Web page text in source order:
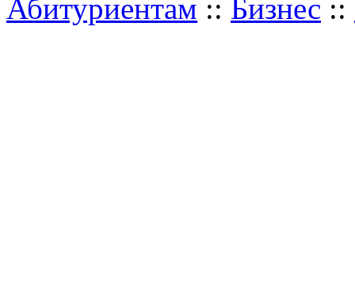
Абитуриентам :: Бизнес ::